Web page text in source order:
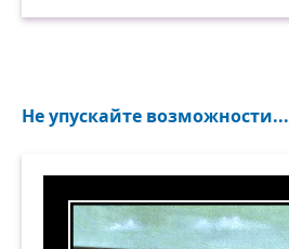
Не упускайте возможности...